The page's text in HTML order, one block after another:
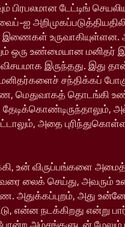
பிரபலமான டேட்டிங்
ஐ
இணைகள்
ஒரு உண்மையான மனிதர்
இருந்தது. இது
மனிதர்களைச் சந்திக்கப்
மெதுவாகத் தொடங்கி
அதை
உன் விருப்பங்களை
லைக் செய்து, அவரும்
அதுக்கப்புறம், அது
என்ன நடக்கிறது என்று
அம்சங்களுடன்